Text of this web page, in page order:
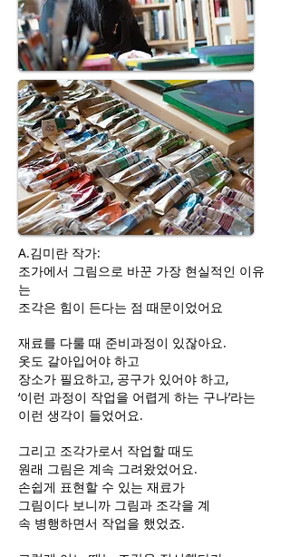
A.김미란 작가:
조가에서 그림으로 바꾼 가장 현실적인 이유
는
조각은 힘이 든다는 점 때문이었어요
재료를 다룰 때 준비과정이 있잖아요.
옷도 갈아입어야 하고
장소가 필요하고, 공구가 있어야 하고,
‘이런 과정이 작업을 어렵게 하는 구나’라는
이런 생각이 들었어요.
그리고 조각가로서 작업할 때도
원래 그림은 계속 그려왔었어요.
손쉽게 표현할 수 있는 재료가
그림이다 보니까 그림과 조각을 계
속 병행하면서 작업을 했었죠.